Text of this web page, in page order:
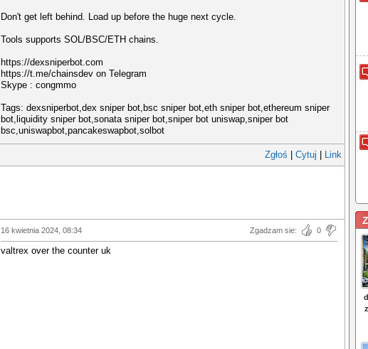
Don't get left behind. Load up before the huge next cycle.
Tools supports SOL/BSC/ETH chains.
https://dexsniperbot.com
https://t.me/chainsdev on Telegram
Skype : congmmo
Tags: dexsniperbot,dex sniper bot,bsc sniper bot,eth sniper bot,ethereum sniper
bot,liquidity sniper bot,sonata sniper bot,sniper bot uniswap,sniper bot
bsc,uniswapbot,pancakeswapbot,solbot
Zgłoś Cytuj Link
16 kwietnia 2024, 08:34 Zgadzam sie: 0
valtrex over the counter uk